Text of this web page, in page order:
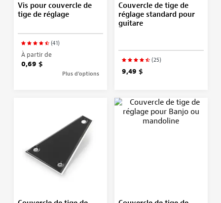
Vis pour couvercle de
tige de réglage
(41)
À partir de
0,69 $
Plus d’options
Couvercle de tige de
réglage standard pour
guitare
(25)
9,49 $